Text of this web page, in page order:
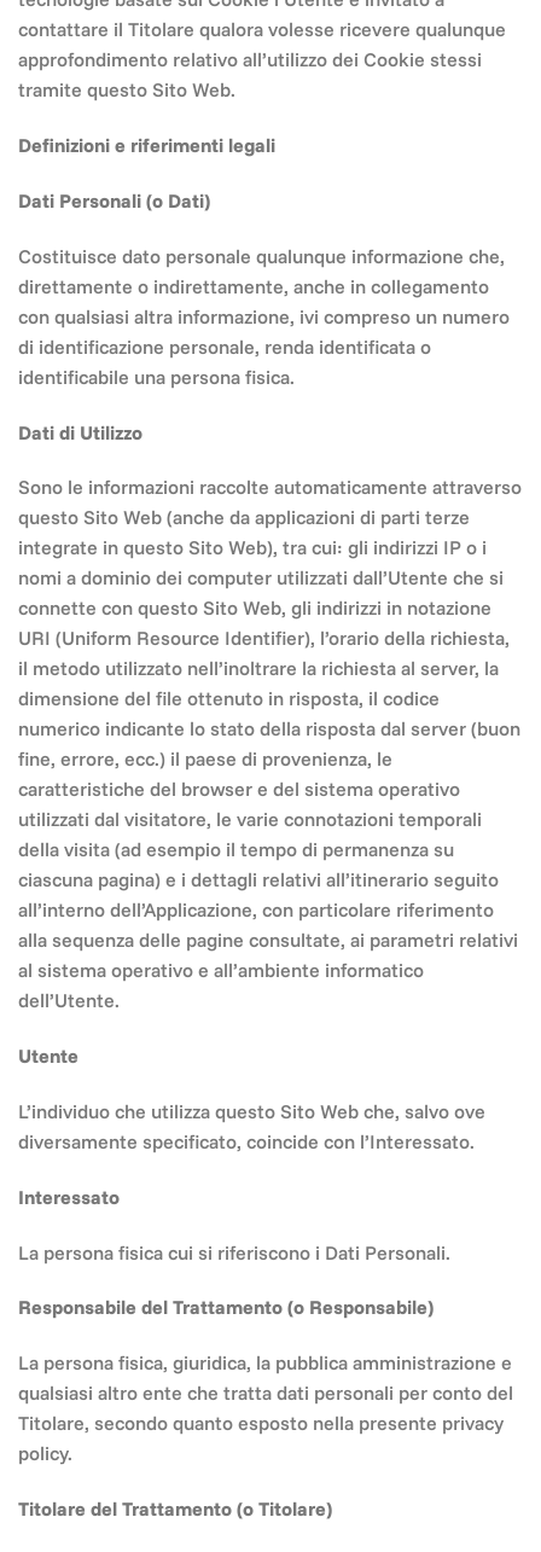
contattare il Titolare qualora volesse ricevere qualunque
approfondimento relativo all’utilizzo dei Cookie stessi
tramite questo Sito Web.
Definizioni e riferimenti legali
Dati Personali (o Dati)
Costituisce dato personale qualunque informazione che,
direttamente o indirettamente, anche in collegamento
con qualsiasi altra informazione, ivi compreso un numero
di identificazione personale, renda identificata o
identificabile una persona fisica.
Dati di Utilizzo
Sono le informazioni raccolte automaticamente attraverso
questo Sito Web (anche da applicazioni di parti terze
integrate in questo Sito Web), tra cui: gli indirizzi IP o i
nomi a dominio dei computer utilizzati dall’Utente che si
connette con questo Sito Web, gli indirizzi in notazione
URI (Uniform Resource Identifier), l’orario della richiesta,
il metodo utilizzato nell’inoltrare la richiesta al server, la
dimensione del file ottenuto in risposta, il codice
numerico indicante lo stato della risposta dal server (buon
fine, errore, ecc.) il paese di provenienza, le
caratteristiche del browser e del sistema operativo
utilizzati dal visitatore, le varie connotazioni temporali
della visita (ad esempio il tempo di permanenza su
ciascuna pagina) e i dettagli relativi all’itinerario seguito
all’interno dell’Applicazione, con particolare riferimento
alla sequenza delle pagine consultate, ai parametri relativi
al sistema operativo e all’ambiente informatico
dell’Utente.
Utente
L’individuo che utilizza questo Sito Web che, salvo ove
diversamente specificato, coincide con l’Interessato.
Interessato
La persona fisica cui si riferiscono i Dati Personali.
Responsabile del Trattamento (o Responsabile)
La persona fisica, giuridica, la pubblica amministrazione e
qualsiasi altro ente che tratta dati personali per conto del
Titolare, secondo quanto esposto nella presente privacy
policy.
Titolare del Trattamento (o Titolare)